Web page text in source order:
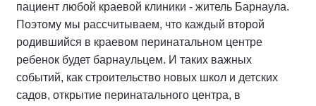
пациент любой краевой клиники - житель Барнаула.
Поэтому мы рассчитываем, что каждый второй
родившийся в краевом перинатальном центре
ребенок будет барнаульцем. И таких важных
событий, как строительство новых школ и детских
садов, открытие перинатального центра, в